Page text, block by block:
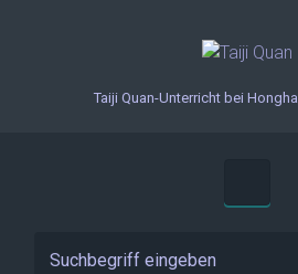
Taiji Quan-Unterricht bei